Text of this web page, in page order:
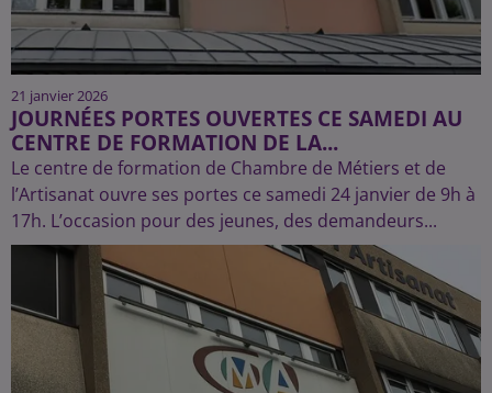
21 janvier 2026
JOURNÉES PORTES OUVERTES CE SAMEDI AU
CENTRE DE FORMATION DE LA...
Le centre de formation de Chambre de Métiers et de
l’Artisanat ouvre ses portes ce samedi 24 janvier de 9h à
17h. L’occasion pour des jeunes, des demandeurs...